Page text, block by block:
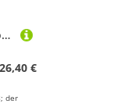
HLTesy Geeignet for Außenbordmotor Meerwasserpumpe Gummi Flexible Impeller 09-802B
€
der